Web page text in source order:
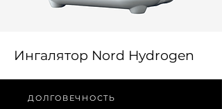
Ингалятор Nord Hydrogen
ДОЛГОВЕЧНОСТЬ